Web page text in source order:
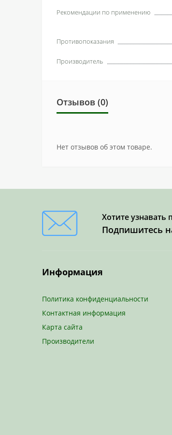
Рекомендации по применению
Противопоказания
Производитель
Отзывов (0)
Нет отзывов об этом товаре.
Хотите узнавать
Подпишитесь
Информация
Политика конфиденциальности
Контактная информация
Карта сайта
Производители